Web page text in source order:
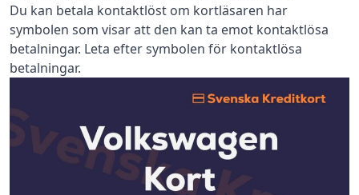
Du kan betala kontaktlöst om kortläsaren har
symbolen som visar att den kan ta emot kontaktlösa
betalningar. Leta efter symbolen för kontaktlösa
betalningar.